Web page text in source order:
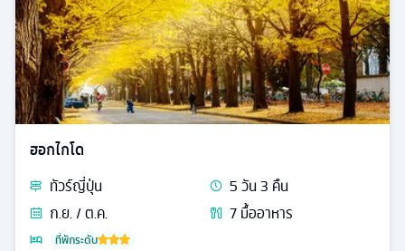
ฮอกไกโด
ทัวร์ญี่ปุ่น 5วัน3 คืน
ก.ย. / ต.ค.
7มื้ออาหาร
ที่พักระดับ